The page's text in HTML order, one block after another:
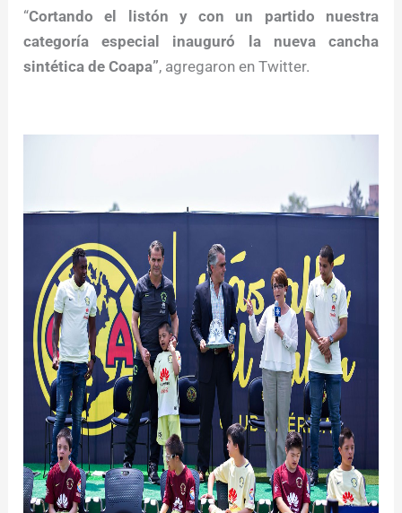
“Cortando el listón y con un partido nuestra
categoría especial inauguró la nueva cancha
sintética de Coapa”, agregaron en Twitter.